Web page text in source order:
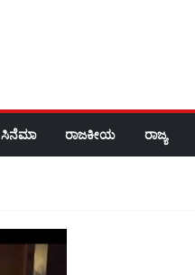
ಸಿನೆಮಾ ರಾಜಕೀಯ ರಾಜ್ಯ